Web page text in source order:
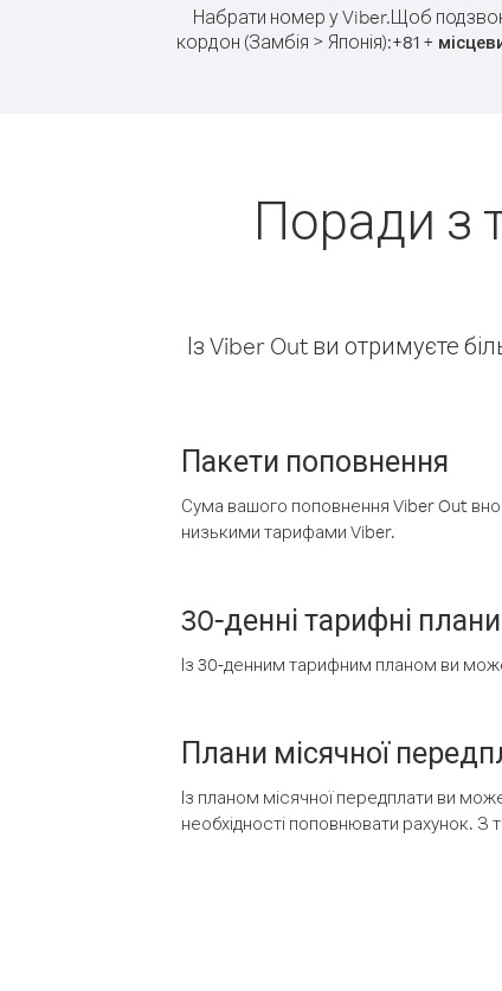
Набрати номер у Viber.Щоб
кордон (Замбія > Японія):+81+
Поради з
Із Viber Out ви отримуєте
Пакети поповнення
Сума вашого поповнення Viber Out
низькими тарифами Viber.
30-денні тарифні плани
Із 30-денним тарифним планом ви
Плани місячної
Із планом місячної передплати ви
необхідності поповнювати рахунок. З